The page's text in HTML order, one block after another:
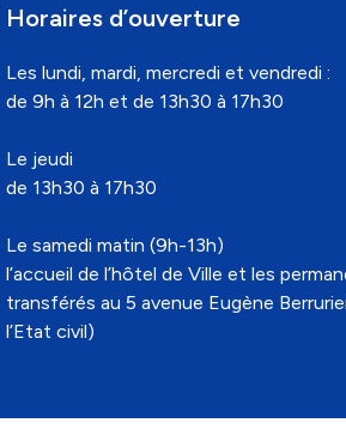
Horaires d’ouverture
Les lundi, mardi, mercredi et vendredi :
de 9h à 12h et de 13h30 à 17h30
Le jeudi
de 13h30 à 17h30
Le samedi matin (9h-13h)
l’accueil de l’hôtel de Ville et les
transférés au 5 avenue Eugène
l’Etat civil)